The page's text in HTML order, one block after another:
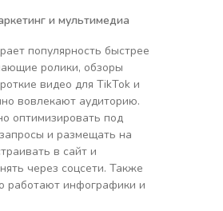
и мультимедиа
популярность быстрее
ролики, обзоры
видео для TikTok и
вовлекают аудиторию.
оптимизировать под
и размещать на
в сайт и
через соцсети. Также
работают инфографики и